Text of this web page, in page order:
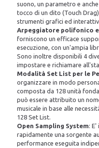
suono, un parametro e
tocco di un dito (Touch
strumenti grafici ed
Arpeggiatore polifonico e
forniscono un efficace
esecuzione, con un'ampia
Sono inoltre disponibili 4
impostare e richiamare
Modalità Set List per le
organizzare in modo
composta da 128 unità
può essere attribuito un
musicale in base alle
128 Set List.
Open Sampling System:
rapidamente una sorgente
performance eseguita